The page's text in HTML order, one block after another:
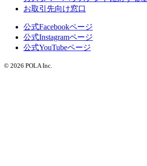
お取引先向け窓口
公式Facebookページ
公式Instagramページ
公式YouTubeページ
© 2026 POLA Inc.